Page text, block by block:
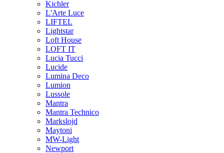
Kichler
L'Arte Luce
LIFTEL
Lightstar
Loft House
LOFT IT
Lucia Tucci
Lucide
Lumina Deco
Lumion
Lussole
Mantra
Mantra Technico
Markslojd
Maytoni
MW-Light
Newport